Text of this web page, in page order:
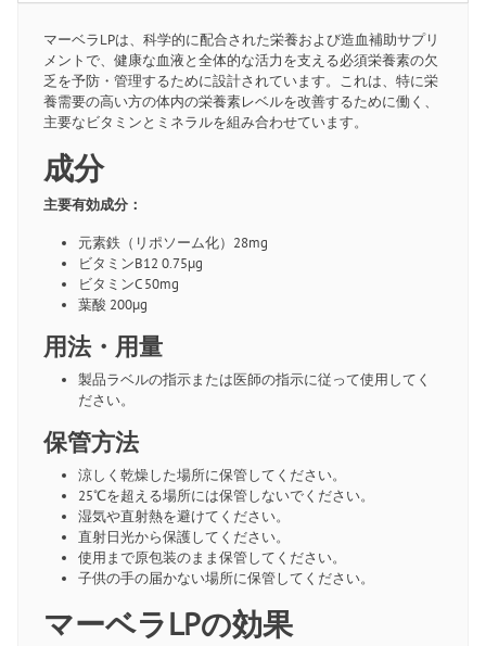
マーベラLPは、科学的に配合された栄養および造血補助サプリ
メントで、健康な血液と全体的な活力を支える必須栄養素の欠
乏を予防・管理するために設計されています。これは、特に栄
養需要の高い方の体内の栄養素レベルを改善するために働く、
主要なビタミンとミネラルを組み合わせています。
成分
主要有効成分：
元素鉄（リポソーム化）28mg
ビタミンB12 0.75μg
ビタミンC 50mg
葉酸 200μg
用法・用量
製品ラベルの指示または医師の指示に従って使用してく
ださい。
保管方法
涼しく乾燥した場所に保管してください。
25℃を超える場所には保管しないでください。
湿気や直射熱を避けてください。
直射日光から保護してください。
使用まで原包装のまま保管してください。
子供の手の届かない場所に保管してください。
マーベラLPの効果